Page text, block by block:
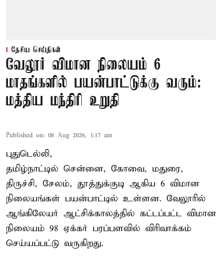
தேசிய செய்திகள்
வேலூர் விமான நிலையம் 6
மாதங்களில் பயன்பாட்டுக்கு வரும்:
மத்திய மந்திரி உறுதி
Published on: 08 Aug 2026, 1:17 am
புதுடெல்லி,
தமிழ்நாட்டில் சென்னை, கோவை, மதுரை,
திருச்சி, சேலம், தூத்துக்குடி ஆகிய 6 விமான
நிலையங்கள் பயன்பாட்டில் உள்ளன. வேலூரில்
ஆங்கிலேயர் ஆட்சிக்காலத்தில் கட்டப்பட்ட விமான
நிலையம் 98 ஏக்கர் பரப்பளவில் விரிவாக்கம்
செய்யப்பட்டு வருகிறது.